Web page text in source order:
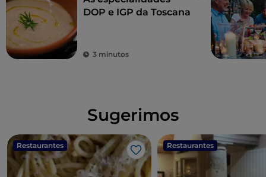
DOP e IGP da Toscana
3 minutos
Sugerimos
Restaurantes
Gosto
Restaurantes